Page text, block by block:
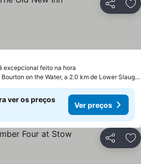
Partilhar
excepcional feito na hora
preços
Bourton on the Water, a 2.0 km de Lower
ver os preços
Ver preços
Partilhar